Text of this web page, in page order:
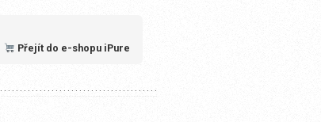
Přejít do e-shopu iPure